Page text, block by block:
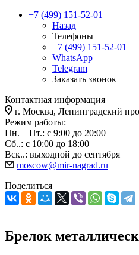
+7 (499) 151-52-01
Назад
Телефоны
+7 (499) 151-52-01
WhatsApp
Telegram
Заказать звонок
Контактная информация
г. Москва, Ленинградский
Режим работы:
Пн. – Пт.: с 9:00 до 20:00
Сб..: с 10:00 до 18:00
Вск..: выходной до сентября
moscow@mir-nagrad.ru
Поделиться
Брелок